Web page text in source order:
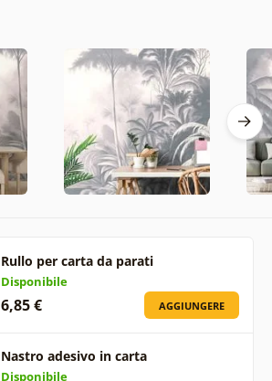
Rullo per carta da parati
Disponibile
6,85 € AGGIUNGERE
Nastro adesivo in carta
Disponibile